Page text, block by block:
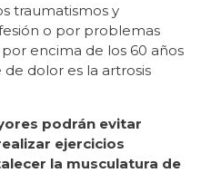
traumatismos y
o por problemas
encima de los 60 años
dolor es la artrosis
podrán evitar
ejercicios
la musculatura de